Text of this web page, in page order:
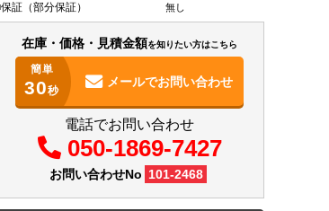
保証（部分保証） 無し
在庫・価格・見積金額を知りたい方はこちら
簡単
30秒
メールでお問い合わせ
電話でお問い合わせ
050-1869-7427
お問い合わせNo 101-2468